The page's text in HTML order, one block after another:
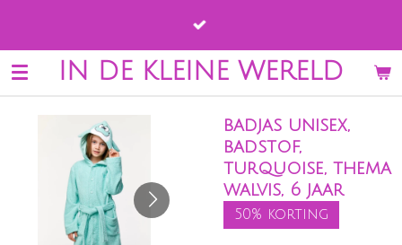
naar
de
IN DE KLEINE WERELD
badjas unisex,
badstof,
turquoise, thema
walvis, 6 jaar
50% korting